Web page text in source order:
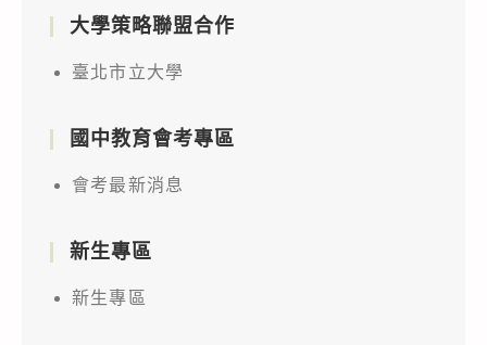
大學策略聯盟合作
臺北市立大學
國中教育會考專區
會考最新消息
新生專區
新生專區